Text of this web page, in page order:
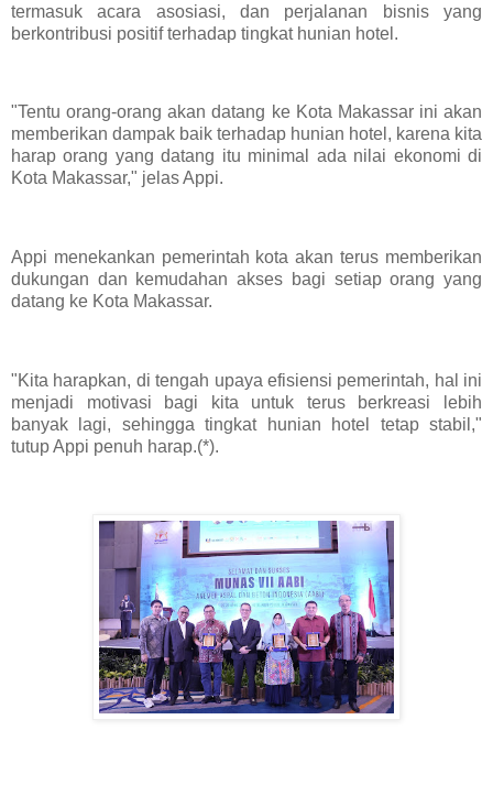
termasuk acara asosiasi, dan perjalanan bisnis yang
berkontribusi positif terhadap tingkat hunian hotel.
"Tentu orang-orang akan datang ke Kota Makassar ini akan
memberikan dampak baik terhadap hunian hotel, karena kita
harap orang yang datang itu minimal ada nilai ekonomi di
Kota Makassar," jelas Appi.
Appi menekankan pemerintah kota akan terus memberikan
dukungan dan kemudahan akses bagi setiap orang yang
datang ke Kota Makassar.
"Kita harapkan, di tengah upaya efisiensi pemerintah, hal ini
menjadi motivasi bagi kita untuk terus berkreasi lebih
banyak lagi, sehingga tingkat hunian hotel tetap stabil,"
tutup Appi penuh harap.(*).